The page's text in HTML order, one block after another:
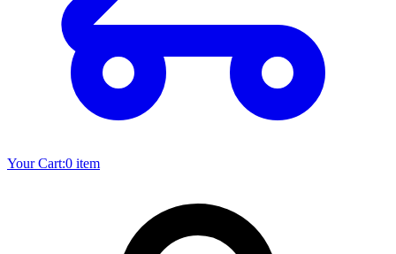
Your Cart:0 item